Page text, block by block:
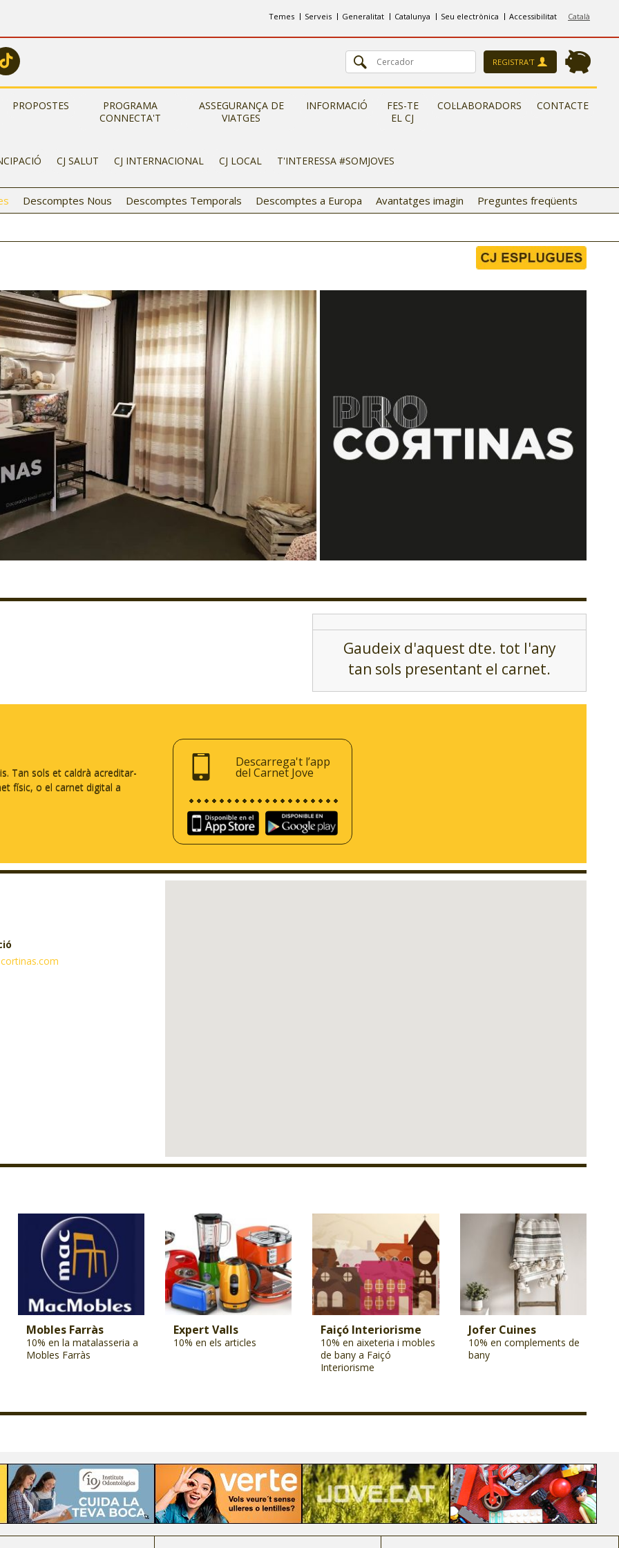
Català
Temes Serveis Generalitat Catalunya Seu electrònica Accessibilitat
REGISTRA'T
PROPOSTES
PROGRAMA
CONNECTA'T
ASSEGURANÇA DE
VIATGES
INFORMACIÓ
FES-TE
EL CJ
COL·LABORADORS CONTACTE
CJ SALUT CJ INTERNACIONAL CJ LOCAL T'INTERESSA #SOMJOVES
Descomptes Nous Descomptes Temporals Descomptes a Europa Avantatges imagin Preguntes freqüents
Gaudeix d'aquest dte. tot l'any
tan sols presentant el carnet.
Tan sols et caldrà acreditar-
físic, o el carnet digital a
Descarrega't l’app
del Carnet Jove
Mobles Farràs
10% en la matalasseria a
Mobles Farràs
Expert Valls
10% en els articles
Faiçó Interiorisme
10% en aixeteria i mobles
de bany a Faiçó
Interiorisme
Jofer Cuines
10% en complements de
bany